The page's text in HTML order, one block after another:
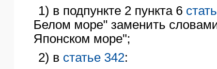
1) в подпункте 2 пункта 6
Белом море" заменить
Японском море";
2) в статье 342: